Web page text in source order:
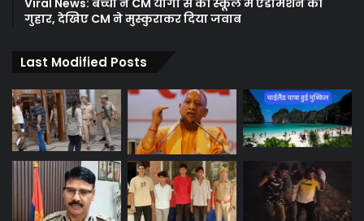
Viral News: बच्ची ने CM योगी से की स्कूल में एडमिशन की
गुहार, देखिए CM ने मुस्कुराकर दिया जवाब
Last Modified Posts